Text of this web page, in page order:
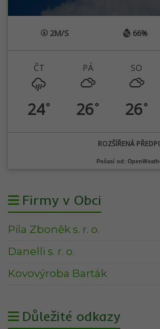
2M/S 66%
ČT
24°
PÁ
26°
SO
26°
ROZŠÍŘENÁ
Počasí od:
Firmy v Obci
Pila Zboněk s. r. o.
Danelli s. r. o.
Kovovýroba Barták
Důležité odkazy